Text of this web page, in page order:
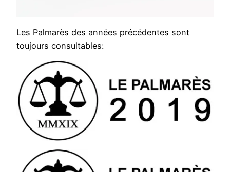
Les Palmarès des années précédentes sont
toujours consultables: